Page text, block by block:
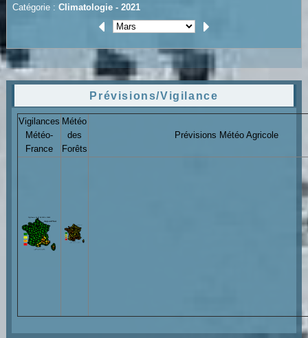
Catégorie : Climatologie - 2021
Prévisions/Vigilance
Vigilances
Météo-
France
Météo
des
Forêts
Prévisions Météo Agricole